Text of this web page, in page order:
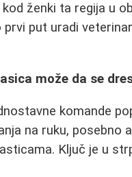
ženki ta regija u
prvi put uradi
može da se
komande
na ruku, posebno
Ključ je u